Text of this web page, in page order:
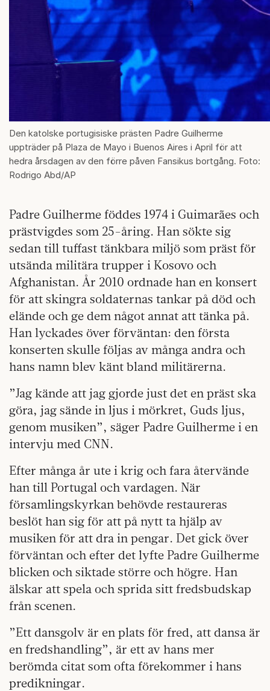
Den katolske portugisiske prästen Padre Guilherme
uppträder på Plaza de Mayo i Buenos Aires i April för att
hedra årsdagen av den förre påven Fansikus bortgång. Foto:
Rodrigo Abd/AP
Padre Guilherme föddes 1974 i Guimarães och
prästvigdes som 25-åring. Han sökte sig
sedan till tuffast tänkbara miljö som präst för
utsända militära trupper i Kosovo och
Afghanistan. År 2010 ordnade han en konsert
för att skingra soldaternas tankar på död och
elände och ge dem något annat att tänka på.
Han lyckades över förväntan: den första
konserten skulle följas av många andra och
hans namn blev känt bland militärerna.
”Jag kände att jag gjorde just det en präst ska
göra, jag sände in ljus i mörkret, Guds ljus,
genom musiken”, säger Padre Guilherme i en
intervju med CNN.
Efter många år ute i krig och fara återvände
han till Portugal och vardagen. När
församlingskyrkan behövde restaureras
beslöt han sig för att på nytt ta hjälp av
musiken för att dra in pengar. Det gick över
förväntan och efter det lyfte Padre Guilherme
blicken och siktade större och högre. Han
älskar att spela och sprida sitt fredsbudskap
från scenen.
”Ett dansgolv är en plats för fred, att dansa är
en fredshandling”, är ett av hans mer
berömda citat som ofta förekommer i hans
predikningar.